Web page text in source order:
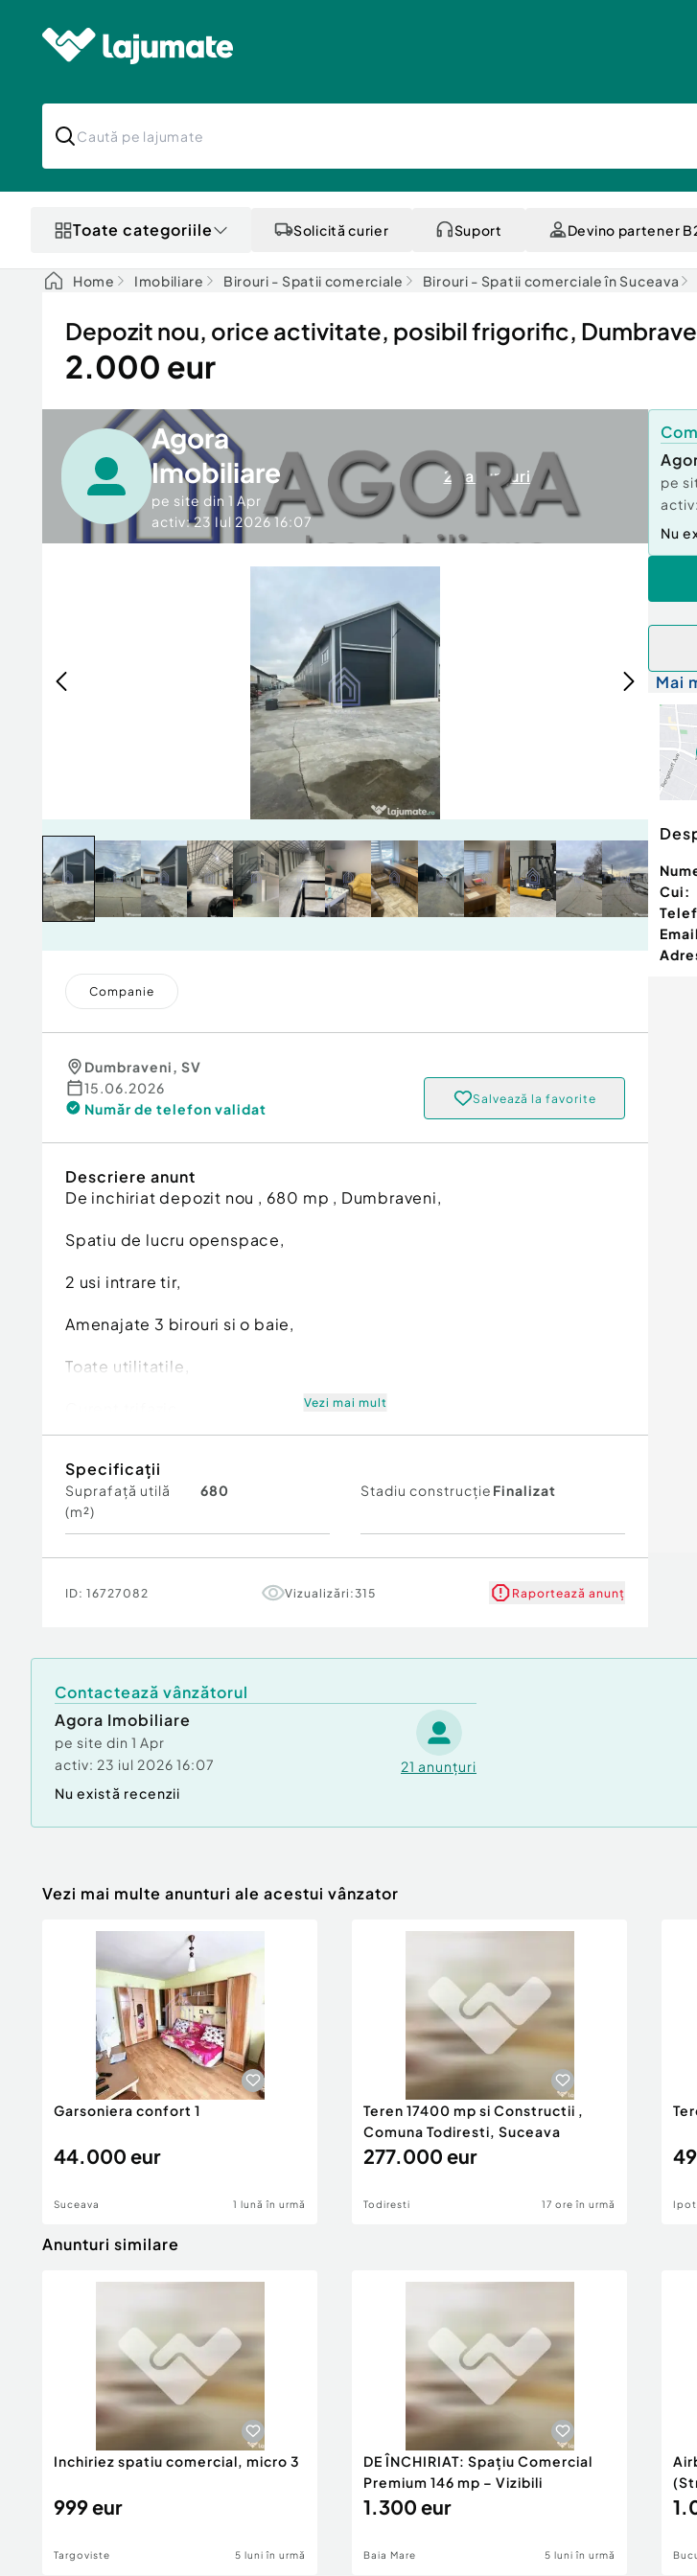
Toate categoriile Solicită curier Suport Devino partener
Home Imobiliare Birouri - Spatii comerciale Birouri - Spatii comerciale în Suceava
Depozit nou, orice activitate, posibil frigorific,
2.000 eur
Agora
Imobiliare
pe site din 1 Apr
activ: 23 Iul 2026 16:07
21 anunțuri
Companie
Dumbraveni, SV
15.06.2026
Număr de telefon validat
Salvează la favorite
Descriere anunt
De inchiriat depozit nou , 680 mp , Dumbraveni,
Spatiu de lucru openspace,
2 usi intrare tir,
Amenajate 3 birouri si o baie,
Toate utilitatile,
An finalizare construcție: 2023
Vitrină: 10 m
Stadiu construcţie:
Înălţime spaţiu: 3 m
Număr încăperi: 1
Comision cumpărător:
0%
Vezi mai mult
Specificații
Suprafață utilă
(m²)
680 Stadiu construcţie Finalizat
ID: 16727082 Vizualizări:315 Raportează anunț
pe
activ:
Nu
Mai
Cui:
Contactează vânzătorul
Agora Imobiliare
pe site din 1 Apr
activ: 23 iul 2026 16:07 21 anunțuri
Nu există recenzii
Vezi mai multe anunturi ale acestui vânzator
Garsoniera confort 1
44.000 eur
Suceava 1 lună în urmă
Teren 17400 mp si Constructii ,
Comuna Todiresti, Suceava
277.000 eur
Todiresti 17 ore în urmă
Anunturi similare
Inchiriez spatiu comercial, micro 3
999 eur
Targoviste 5 luni în urmă
DE ÎNCHIRIAT: Spațiu Comercial
Premium 146 mp – Vizibili
1.300 eur
Baia Mare 5 luni în urmă